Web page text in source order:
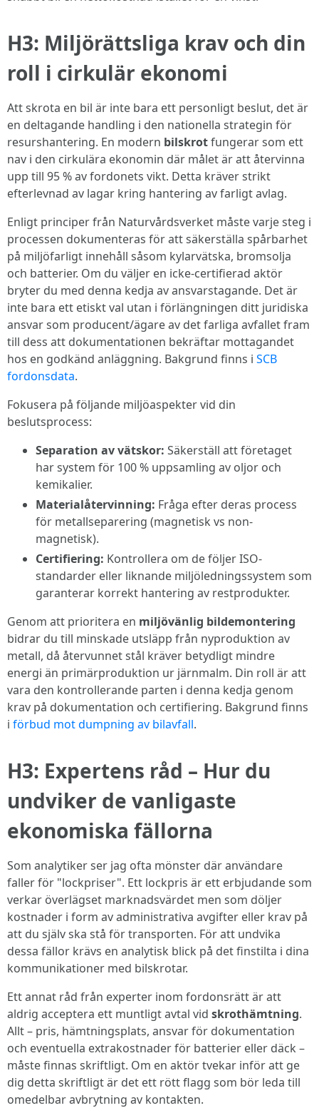
H3: Miljörättsliga krav och din
roll i cirkulär ekonomi
Att skrota en bil är inte bara ett personligt beslut, det är
en deltagande handling i den nationella strategin för
resurshantering. En modern bilskrotfungerar som ett
nav i den cirkulära ekonomin där målet är att återvinna
upp till 95 % av fordonets vikt. Detta kräver strikt
efterlevnad av lagar kring hantering av farligt avlag.
Enligt principer från Naturvårdsverket måste varje steg i
processen dokumenteras för att säkerställa spårbarhet
på miljöfarligt innehåll såsom kylarvätska, bromsolja
och batterier. Om du väljer en icke-certifierad aktör
bryter du med denna kedja av ansvarstagande. Det är
inte bara ett etiskt val utan i förlängningen ditt juridiska
ansvar som producent/ägare av det farliga avfallet fram
till dess att dokumentationen bekräftar mottagandet
hos en godkänd anläggning. Bakgrund finns i SCB
fordonsdata.
Fokusera på följande miljöaspekter vid din
beslutsprocess:
Separation av vätskor: Säkerställ att företaget
har system för 100 % uppsamling av oljor och
kemikalier.
Materialåtervinning: Fråga efter deras process
för metallseparering (magnetisk vs non-
magnetisk).
Certifiering: Kontrollera om de följer ISO-
standarder eller liknande miljöledningssystem som
garanterar korrekt hantering av restprodukter.
Genom att prioritera en miljövänlig bildemontering
bidrar du till minskade utsläpp från nyproduktion av
metall, då återvunnet stål kräver betydligt mindre
energi än primärproduktion ur järnmalm. Din roll är att
vara den kontrollerande parten i denna kedja genom
krav på dokumentation och certifiering. Bakgrund finns
i förbud mot dumpning av bilavfall.
H3: Expertens råd – Hur du
undviker de vanligaste
ekonomiska fällorna
Som analytiker ser jag ofta mönster där användare
faller för "lockpriser". Ett lockpris är ett erbjudande som
verkar överlägset marknadsvärdet men som döljer
kostnader i form av administrativa avgifter eller krav på
att du själv ska stå för transporten. För att undvika
dessa fällor krävs en analytisk blick på det finstilta i dina
kommunikationer med bilskrotar.
Ett annat råd från experter inom fordonsrätt är att
aldrig acceptera ett muntligt avtal vid skrothämtning.
Allt – pris, hämtningsplats, ansvar för dokumentation
och eventuella extrakostnader för batterier eller däck –
måste finnas skriftligt. Om en aktör tvekar inför att ge
dig detta skriftligt är det ett rött flagg som bör leda till
omedelbar avbrytning av kontakten.